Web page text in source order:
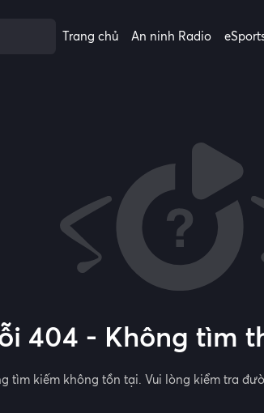
Trang chủ An ninh Radio
404 - Không tìm
tìm kiếm không tồn tại. Vui lòng kiểm tra